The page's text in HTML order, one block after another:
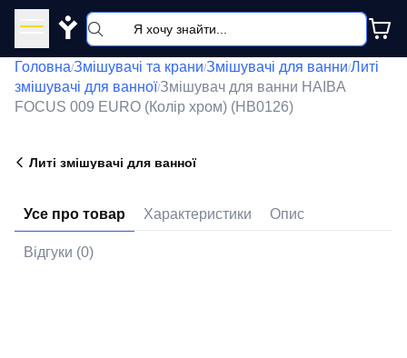
Y
Головна/Змішувачі та крани/Змішувачі для ванни/Литі
змішувачі для ванної/Змішувач для ванни HAIBA
FOCUS 009 EURO (Колір хром) (HB0126)
Литі змішувачі для ванної
Усе про товар Характеристики Опис
Відгуки (0)